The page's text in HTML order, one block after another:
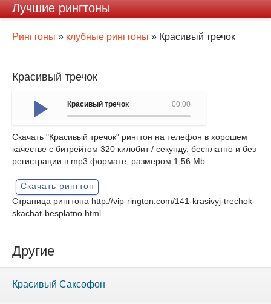
Лучшие рингтоны
Рингтоны » клубные рингтоны » Красивый тречок
Красивый тречок
00:00
Красивый тречок
Скачать "Красивый тречок" рингтон на телефон в хорошем
качестве с битрейтом 320 килобит / секунду, бесплатно и без
регистрации в mp3 формате, размером 1,56 Mb.
Скачать рингтон
Страница рингтона http://vip-rington.com/141-krasivyj-trechok-
skachat-besplatno.html
Другие
Красивый Саксофон